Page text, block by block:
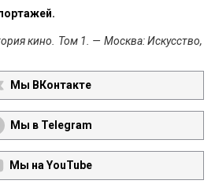
кино. Том 1. — Москва: Искусство,
Мы ВКонтакте
Мы в Telegram
Мы на YouTube